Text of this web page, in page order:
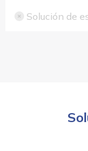
Solución de